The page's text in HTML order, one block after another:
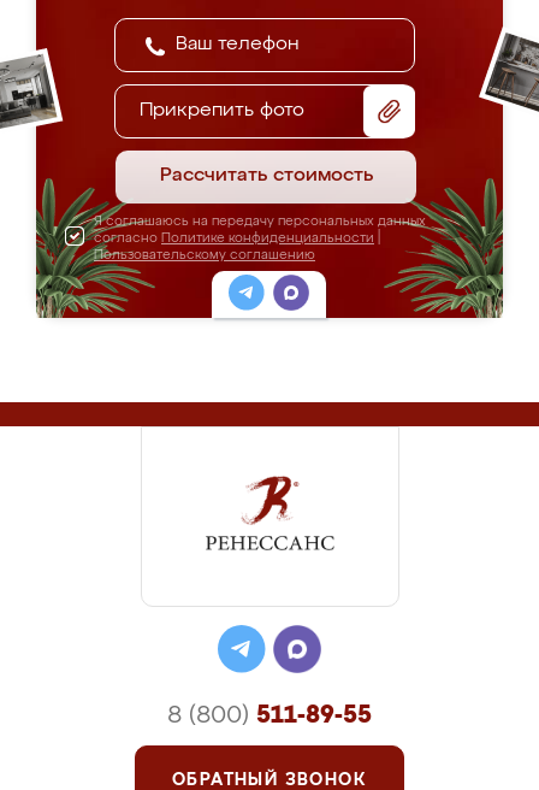
Прикрепить фото
Рассчитать стоимость
Я соглашаюсь на передачу персональных данных
согласно Политике конфиденциальности
Пользовательскому соглашению
8 (800) 511-89-55
ОБРАТНЫЙ ЗВОНОК